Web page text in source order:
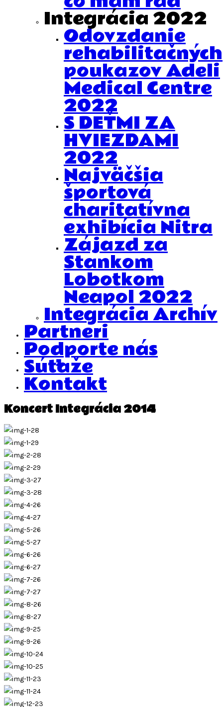
Integrácia 2022
Odovzdanie
rehabilitačných
poukazov Adeli
Medical Centre
2022
S DEŤMI ZA
HVIEZDAMI
2022
Najväčšia
športová
charitatívna
exhibícia Nitra
Zájazd za
Stankom
Lobotkom
Neapol 2022
Integrácia Archív
Partneri
Podporte nás
Súťaže
Kontakt
Koncert Integrácia 2014